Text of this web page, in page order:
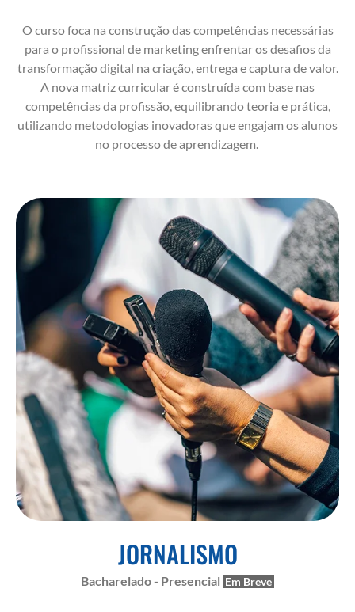
O curso foca na construção das competências necessárias
para o profissional de marketing enfrentar os desafios da
transformação digital na criação, entrega e captura de valor.
A nova matriz curricular é construída com base nas
competências da profissão, equilibrando teoria e prática,
utilizando metodologias inovadoras que engajam os alunos
no processo de aprendizagem.
JORNALISMO
Bacharelado - Presencial